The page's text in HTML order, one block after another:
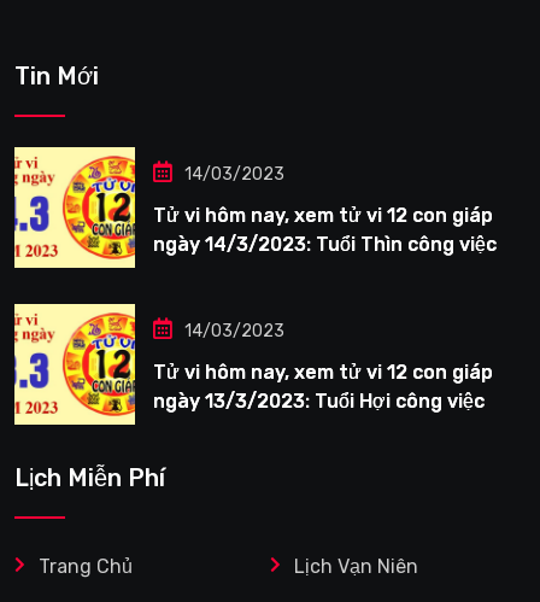
Tin Mới
14/03/2023
Tử vi hôm nay, xem tử vi 12 con giáp
ngày 14/3/2023: Tuổi Thìn công việc
14/03/2023
Tử vi hôm nay, xem tử vi 12 con giáp
ngày 13/3/2023: Tuổi Hợi công việc
Lịch Miễn Phí
Trang Chủ Lịch Vạn Niên